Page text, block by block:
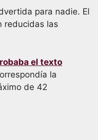
para nadie. El
reducidas las
el texto
la
de 42